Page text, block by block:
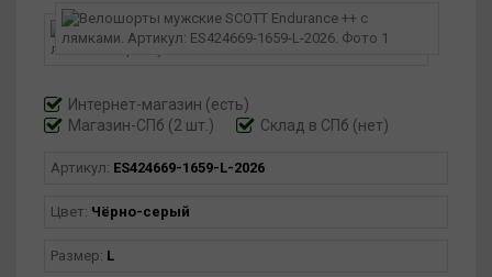
силиконовая фиксация по нижнему краю, сетчатые
подтяжки для лучшей вентиляции, памперс ++
Высокоэффективная амортизация для мужчин.
Интернет-магазин (есть)
Магазин-СПб (2 шт.)
Склад в СПб (нет)
Артикул: ES424669-1659-L-2026
Цвет: Чёрно-серый
Размер: L